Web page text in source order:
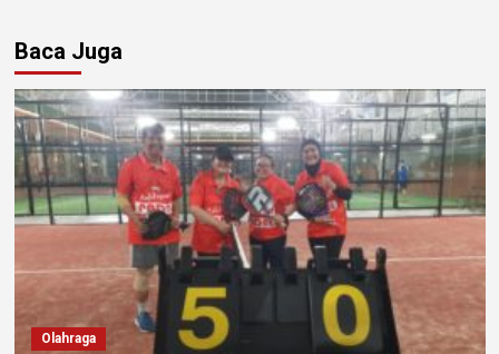
Baca Juga
Olahraga